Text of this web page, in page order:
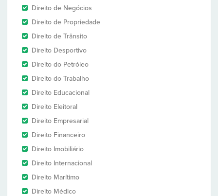
Direito de Negócios
Direito de Propriedade
Direito de Trânsito
Direito Desportivo
Direito do Petróleo
Direito do Trabalho
Direito Educacional
Direito Eleitoral
Direito Empresarial
Direito Financeiro
Direito Imobiliário
Direito Internacional
Direito Marítimo
Direito Médico